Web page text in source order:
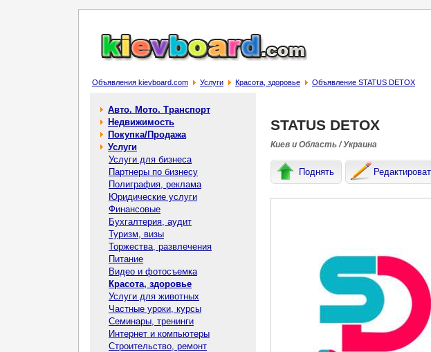
Объявления kievboard.com Услуги Красота, здоровье Объявление STATUS DETOX
Авто. Мото. Транспорт
Недвижимость
Покупка/Продажа
Услуги
Услуги для бизнеса
Партнеры по бизнесу
Полиграфия, реклама
Юридические услуги
Финансовые
Бухгалтерия, аудит
Туризм, визы
Торжества, развлечения
Питание
Видео и фотосъемка
Красота, здоровье
Услуги для животных
Частные уроки, курсы
Семинары, тренинги
Интернет и компьютеры
Строительство, ремонт
STATUS DETOX
Киев и Область / Украина
Поднять